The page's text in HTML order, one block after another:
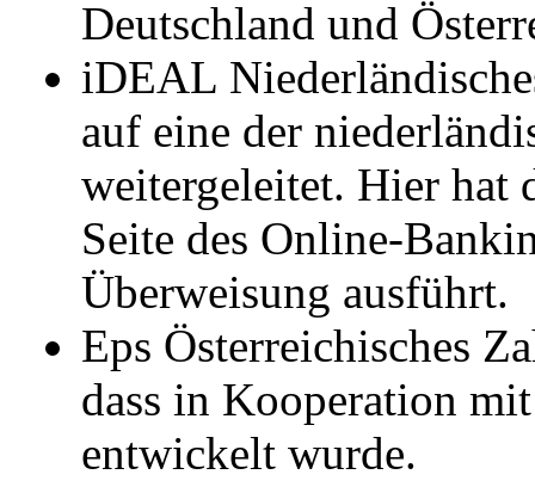
Deutschland und
iDEAL
auf eine der
weitergeleitet. Hier hat
Seite des Online-
Überweisung ausführt.
Eps Österreichisches
dass in Kooperation
entwickelt wurde.